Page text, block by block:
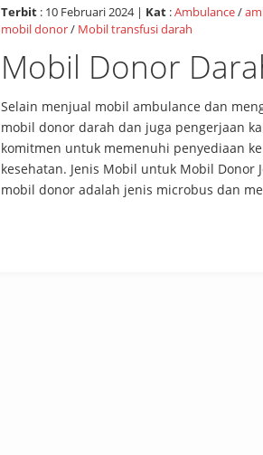
Terbit : 10 Februari 2024 | Kat :Ambulance/
mobil donor/ Mobil transfusi darah
Mobil Donor
Selain menjual mobil ambulance dan
mobil donor darah dan juga pengerjaan
komitmen untuk memenuhi penyediaan
kesehatan. Jenis Mobil untuk Mobil
mobil donor adalah jenis microbus dan